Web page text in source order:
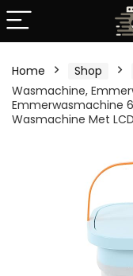
Home Shop
Wasmachine,
Emmerwasmachine
Wasmachine Met